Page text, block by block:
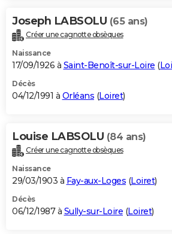
Joseph LABSOLU (65 ans)
Créer une cagnotte obsèques
Naissance
17/09/1926 à Saint-Benoît-sur-Loire (
Décès
04/12/1991 à Orléans (Loiret)
Louise LABSOLU (84 ans)
Créer une cagnotte obsèques
Naissance
29/03/1903 à Fay-aux-Loges (Loiret)
Décès
06/12/1987 à Sully-sur-Loire (Loiret)